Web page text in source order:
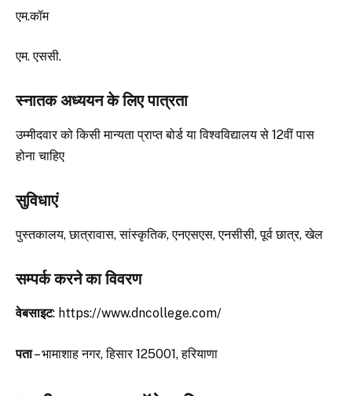
एम.कॉम
एम. एससी.
स्नातक अध्ययन के लिए पात्रता
उम्मीदवार को किसी मान्यता प्राप्त बोर्ड या विश्वविद्यालय से 12वीं पास
होना चाहिए
सुविधाएं
पुस्तकालय, छात्रावास, सांस्कृतिक, एनएसएस, एनसीसी, पूर्व छात्र, खेल
सम्पर्क करने का विवरण
वेबसाइट: https://www.dncollege.com/
पता– भामाशाह नगर, हिसार 125001, हरियाणा